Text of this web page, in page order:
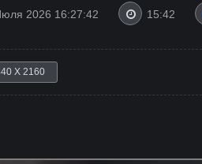
2026 16:27:42 15:42
X 2160